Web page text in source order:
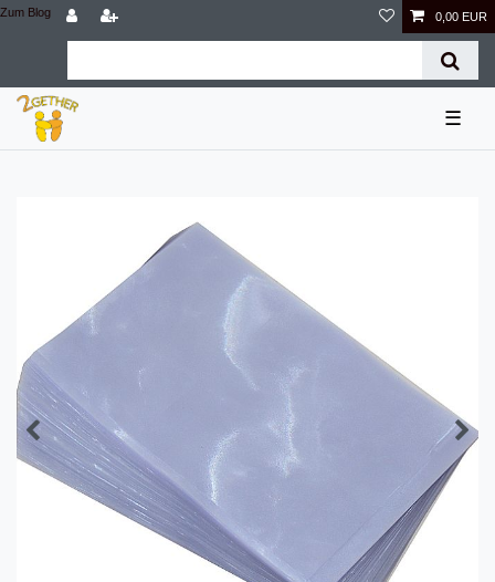
Zum Blog 0,00 EUR
☰